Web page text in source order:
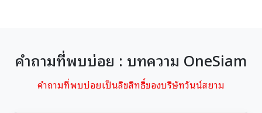
คำถามที่พบบ่อย : บทความ OneSiam
คำถามที่พบบ่อยเป็นลิขสิทธิ์ของบริษัทวันน์สยาม